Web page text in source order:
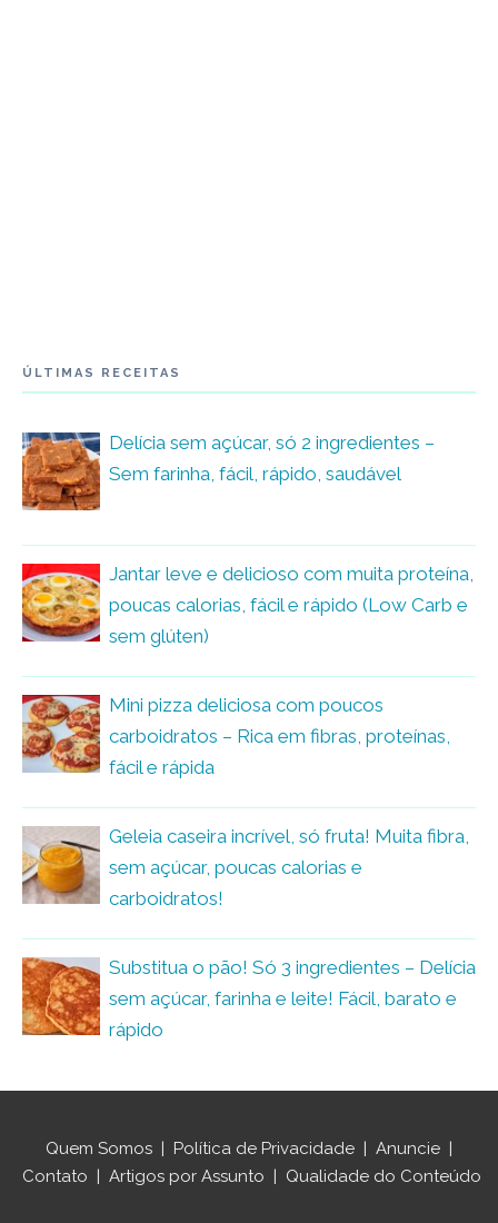
ÚLTIMAS RECEITAS
Delícia sem açúcar, só 2 ingredientes –
Sem farinha, fácil, rápido, saudável
Jantar leve e delicioso com muita proteína,
poucas calorias, fácil e rápido (Low Carb e
sem glúten)
Mini pizza deliciosa com poucos
carboidratos – Rica em fibras, proteínas,
fácil e rápida
Geleia caseira incrível, só fruta! Muita fibra,
sem açúcar, poucas calorias e
carboidratos!
Substitua o pão! Só 3 ingredientes – Delícia
sem açúcar, farinha e leite! Fácil, barato e
rápido
Quem Somos Política de Privacidade Anuncie
Contato
Artigos por Assunto Qualidade do Conteúdo